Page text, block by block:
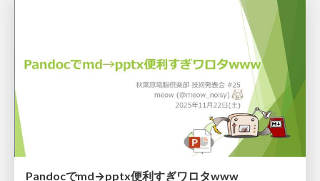
Pandocでmd→pptx便利すぎワロタwww